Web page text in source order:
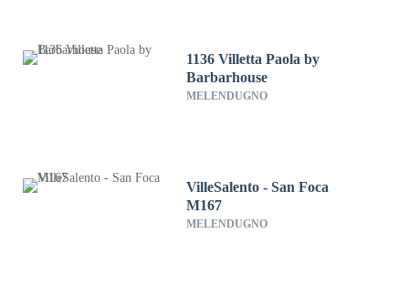
1136 Villetta Paola by
Barbarhouse
MELENDUGNO
VilleSalento - San Foca
M167
MELENDUGNO